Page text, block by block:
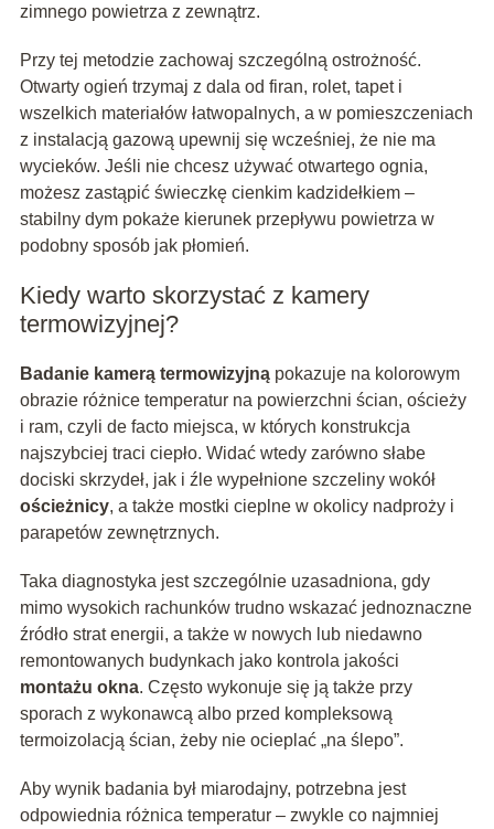
zimnego powietrza z zewnątrz.
Przy tej metodzie zachowaj szczególną ostrożność.
Otwarty ogień trzymaj z dala od firan, rolet, tapet i
wszelkich materiałów łatwopalnych, a w pomieszczeniach
z instalacją gazową upewnij się wcześniej, że nie ma
wycieków. Jeśli nie chcesz używać otwartego ognia,
możesz zastąpić świeczkę cienkim kadzidełkiem –
stabilny dym pokaże kierunek przepływu powietrza w
podobny sposób jak płomień.
Kiedy warto skorzystać z kamery
termowizyjnej?
Badanie kamerą termowizyjnąpokazuje na kolorowym
obrazie różnice temperatur na powierzchni ścian, ościeży
i ram, czyli de facto miejsca, w których konstrukcja
najszybciej traci ciepło. Widać wtedy zarówno słabe
dociski skrzydeł, jak i źle wypełnione szczeliny wokół
ościeżnicy, a także mostki cieplne w okolicy nadproży i
parapetów zewnętrznych.
Taka diagnostyka jest szczególnie uzasadniona, gdy
mimo wysokich rachunków trudno wskazać jednoznaczne
źródło strat energii, a także w nowych lub niedawno
remontowanych budynkach jako kontrola jakości
montażu okna. Często wykonuje się ją także przy
sporach z wykonawcą albo przed kompleksową
termoizolacją ścian, żeby nie ocieplać „na ślepo”.
Aby wynik badania był miarodajny, potrzebna jest
odpowiednia różnica temperatur – zwykle co najmniej